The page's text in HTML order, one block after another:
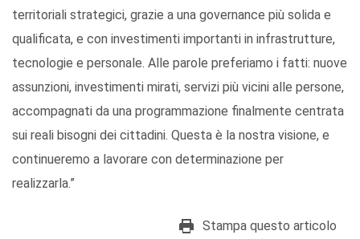
territoriali strategici, grazie a una governance più solida e
qualificata, e con investimenti importanti in infrastrutture,
tecnologie e personale. Alle parole preferiamo i fatti: nuove
assunzioni, investimenti mirati, servizi più vicini alle persone,
accompagnati da una programmazione finalmente centrata
sui reali bisogni dei cittadini. Questa è la nostra visione, e
continueremo a lavorare con determinazione per
realizzarla.”
Stampa questo articolo